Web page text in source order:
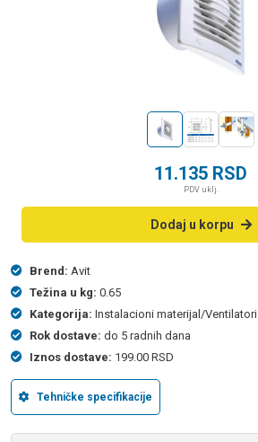
11.135 RSD
PDV uklj.
Dodaj u korpu
Brend: Avit
Težina u kg: 0.65
Kategorija: Instalacioni materijal/Ventilatori
Rok dostave: do 5 radnih dana
Iznos dostave: 199.00 RSD
Tehničke specifikacije